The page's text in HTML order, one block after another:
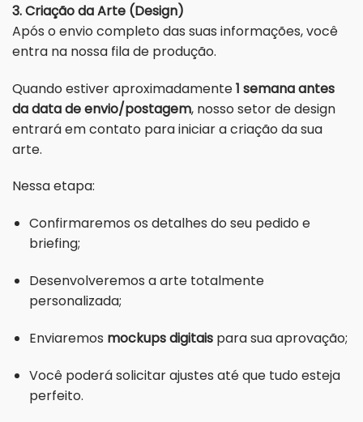
3. Criação da Arte (Design)
Após o envio completo das suas informações, você
entra na nossa fila de produção.
Quando estiver aproximadamente1 semana antes
da data de envio/postagem, nosso setor de design
entrará em contato para iniciar a criação da sua
arte.
Nessa etapa:
Confirmaremos os detalhes do seu pedido e
briefing;
Desenvolveremos a arte totalmente
personalizada;
Enviaremos mockups digitaispara sua aprovação;
Você poderá solicitar ajustes até que tudo esteja
perfeito.